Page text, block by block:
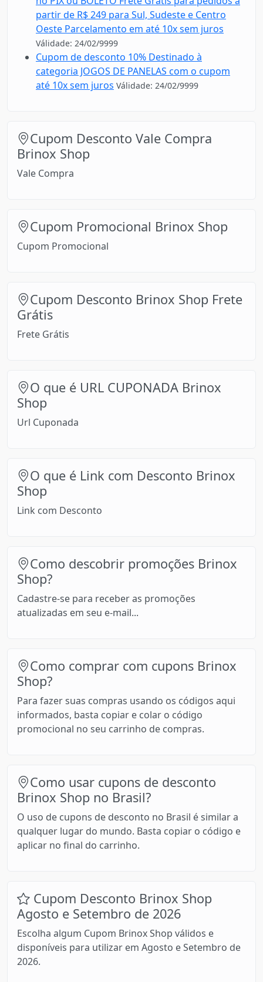
partir de R$ 249 para Sul, Sudeste e Centro
Oeste Parcelamento em até 10x sem juros
Válidade: 24/02/9999
Cupom de desconto 10% Destinado à
categoria JOGOS DE PANELAS com o cupom
até 10x sem juros Válidade: 24/02/9999
Cupom Desconto Vale Compra
Brinox Shop
Vale Compra
Cupom Promocional Brinox Shop
Cupom Promocional
Cupom Desconto Brinox Shop Frete
Grátis
Frete Grátis
O que é URL CUPONADA Brinox
Shop
Url Cuponada
O que é Link com Desconto Brinox
Shop
Link com Desconto
Como descobrir promoções Brinox
Shop?
Cadastre-se para receber as promoções
atualizadas em seu e-mail...
Como comprar com cupons Brinox
Shop?
Para fazer suas compras usando os códigos aqui
informados, basta copiar e colar o código
promocional no seu carrinho de compras.
Como usar cupons de desconto
Brinox Shop no Brasil?
O uso de cupons de desconto no Brasil é similar a
qualquer lugar do mundo. Basta copiar o código e
aplicar no final do carrinho.
Cupom Desconto Brinox Shop
Agosto e Setembro de 2026
Escolha algum Cupom Brinox Shop válidos e
disponíveis para utilizar em Agosto e Setembro de
2026.